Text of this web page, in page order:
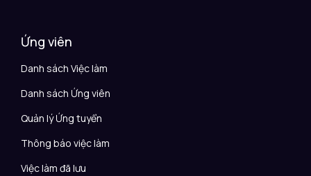
Ứng viên
Danh sách Việc làm
Danh sách Ứng viên
Quản lý Ứng tuyển
Thông báo việc làm
Việc làm đã lưu